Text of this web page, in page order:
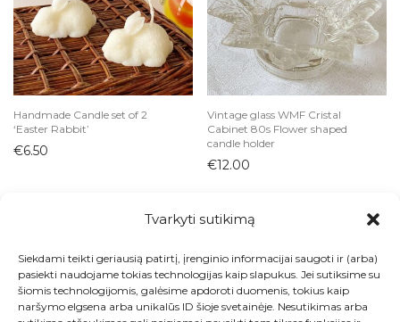
Tvarkyti sutikimą
Siekdami teikti geriausią patirtį, įrenginio informacijai saugoti ir (arba)
pasiekti naudojame tokias technologijas kaip slapukus. Jei sutiksime su
šiomis technologijomis, galėsime apdoroti duomenis, tokius kaip
naršymo elgsena arba unikalūs ID šioje svetainėje. Nesutikimas arba
Handmade Candle set of 2
‘Easter Rabbit’
€6.50
Vintage glass WMF Cristal
Cabinet 80s Flower shaped
candle holder
€12.00
Visos prekės
Kontaktai